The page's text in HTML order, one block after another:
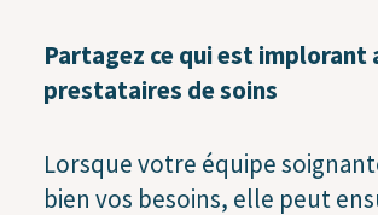
Partagez ce qui est implorant
prestataires de soins
Lorsque votre équipe
bien vos besoins, elle peut